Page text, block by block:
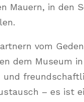
Mauern, in den
vom
dem Museum
und
– es ist